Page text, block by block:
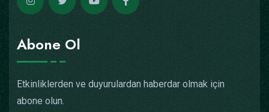
Abone Ol
Etkinliklerden ve duyurulardan haberdar olmak için
abone olun.